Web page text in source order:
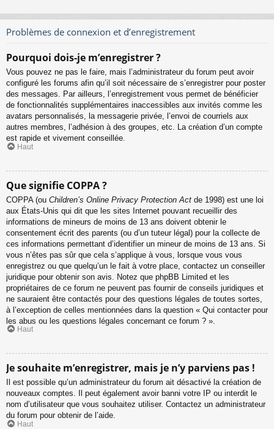
Problèmes de connexion et d’enregistrement
Pourquoi dois-je m’enregistrer ?
Vous pouvez ne pas le faire, mais l’administrateur du forum peut avoir
configuré les forums afin qu’il soit nécessaire de s’enregistrer pour poster
des messages. Par ailleurs, l’enregistrement vous permet de bénéficier
de fonctionnalités supplémentaires inaccessibles aux invités comme les
avatars personnalisés, la messagerie privée, l’envoi de courriels aux
autres membres, l’adhésion à des groupes, etc. La création d’un compte
est rapide et vivement conseillée.
Haut
Que signifie COPPA ?
COPPA (ou Children’s Online Privacy Protection Act de 1998) est une loi
aux États-Unis qui dit que les sites Internet pouvant recueillir des
informations de mineurs de moins de 13 ans doivent obtenir le
consentement écrit des parents (ou d’un tuteur légal) pour la collecte de
ces informations permettant d’identifier un mineur de moins de 13 ans. Si
vous n’êtes pas sûr que cela s’applique à vous, lorsque vous vous
enregistrez ou que quelqu’un le fait à votre place, contactez un conseiller
juridique pour obtenir son avis. Notez que phpBB Limited et les
propriétaires de ce forum ne peuvent pas fournir de conseils juridiques et
ne sauraient être contactés pour des questions légales de toutes sortes,
à l’exception de celles mentionnées dans la question « Qui contacter pour
les abus ou les questions légales concernant ce forum ? ».
Haut
Je souhaite m’enregistrer, mais je n’y parviens pas !
Il est possible qu’un administrateur du forum ait désactivé la création de
nouveaux comptes. Il peut également avoir banni votre IP ou interdit le
nom d’utilisateur que vous souhaitez utiliser. Contactez un administrateur
du forum pour obtenir de l’aide.
Haut